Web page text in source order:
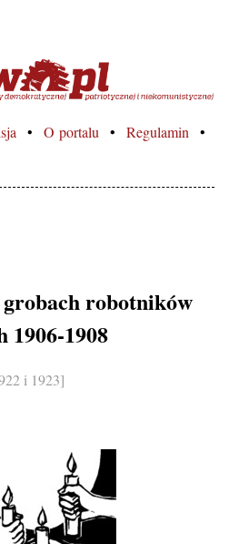
Portal
O portalu
Regulamin
robotników
1906-1908
i 1923]